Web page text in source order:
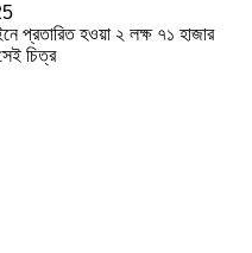
প্রতারিত হওয়া ২ লক্ষ ৭১ হাজার
চিত্র